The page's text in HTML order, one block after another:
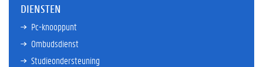
DIENSTEN
Pc-knooppunt
Ombudsdienst
Studieondersteuning